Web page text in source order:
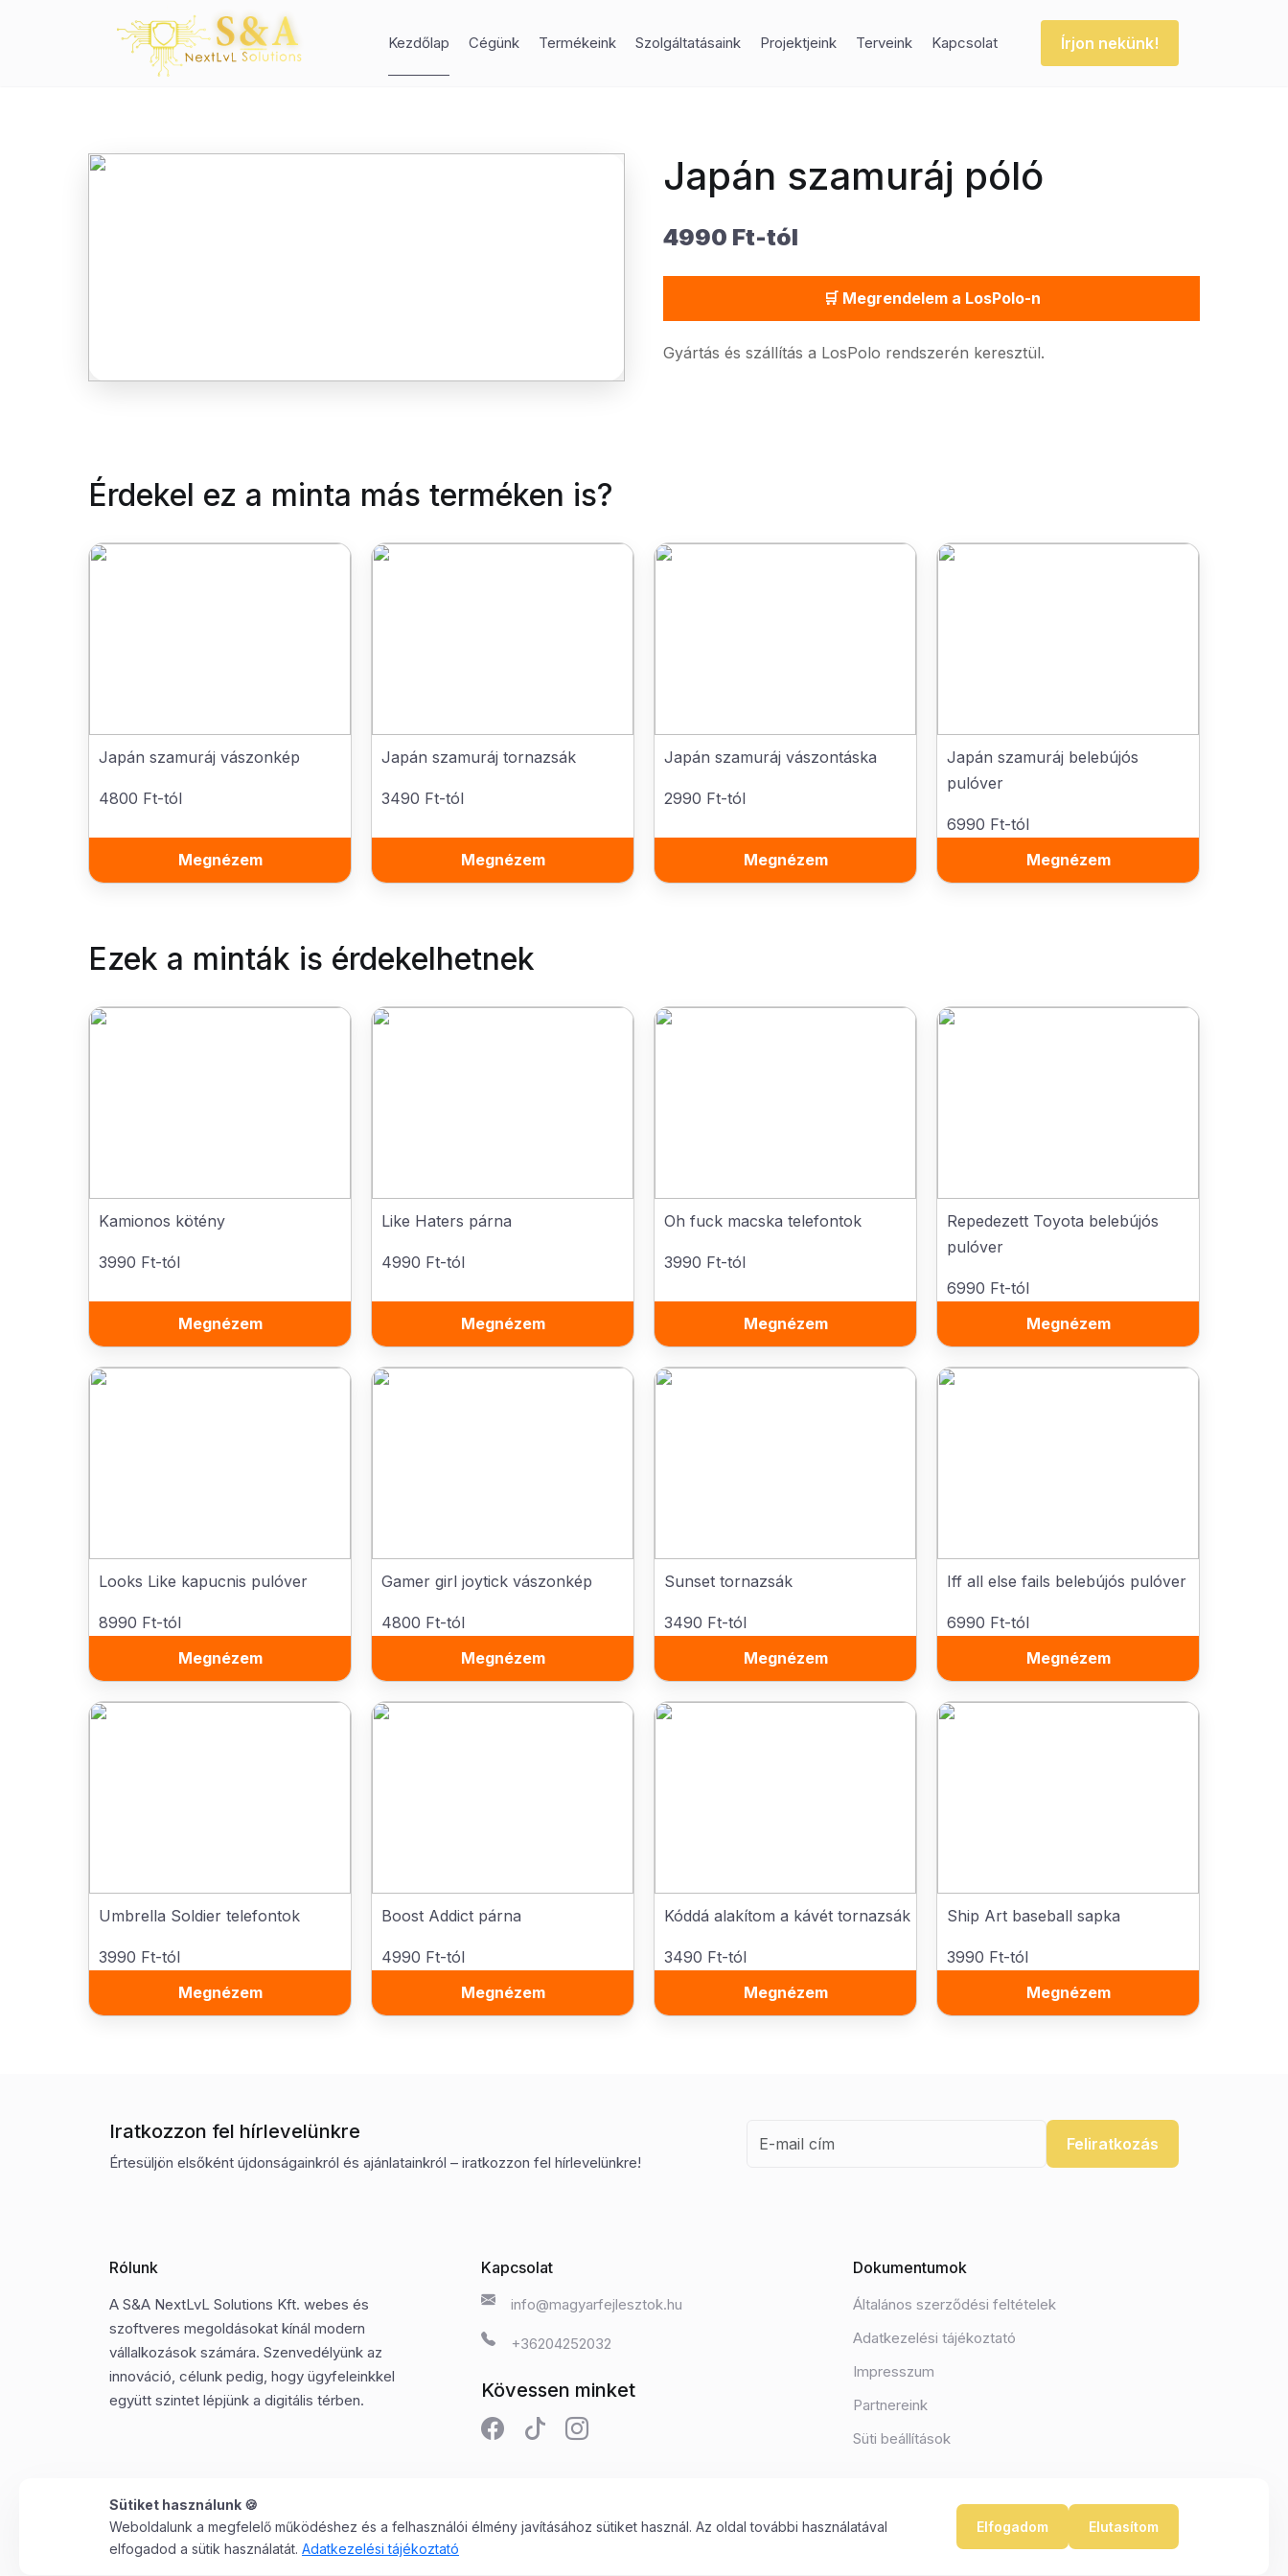
Kezdőlap Cégünk Termékeink Szolgáltatásaink Projektjeink Terveink Kapcsolat Írjon nekünk!
Japán szamuráj póló
4990 Ft-tól
🛒 Megrendelem a LosPolo-n
Gyártás és szállítás a LosPolo rendszerén keresztül.
Érdekel ez a minta más terméken is?
Japán szamuráj vászonkép
4800 Ft-tól
Megnézem
Japán szamuráj tornazsák
3490 Ft-tól
Megnézem
Japán szamuráj vászontáska
2990 Ft-tól
Megnézem
Japán szamuráj belebújós
pulóver
6990 Ft-tól
Megnézem
Ezek a minták is érdekelhetnek
Kamionos kötény
3990 Ft-tól
Megnézem
Like Haters párna
4990 Ft-tól
Megnézem
Oh fuck macska telefontok
3990 Ft-tól
Megnézem
Repedezett Toyota belebújós
pulóver
6990 Ft-tól
Megnézem
Looks Like kapucnis pulóver
8990 Ft-tól
Megnézem
Gamer girl joytick vászonkép
4800 Ft-tól
Megnézem
Sunset tornazsák
3490 Ft-tól
Megnézem
Iff all else fails belebújós pulóver
6990 Ft-tól
Megnézem
Umbrella Soldier telefontok
3990 Ft-tól
Megnézem
Boost Addict párna
4990 Ft-tól
Megnézem
Kóddá alakítom a kávét tornazsák
3490 Ft-tól
Megnézem
Ship Art baseball sapka
3990 Ft-tól
Megnézem
Iratkozzon fel hírlevelünkre
Értesüljön elsőként újdonságainkról és ajánlatainkról – iratkozzon fel hírlevelünkre!
Feliratkozás
Rólunk
A S&A NextLvL Solutions Kft. webes és
szoftveres megoldásokat kínál modern
vállalkozások számára. Szenvedélyünk az
innováció, célunk pedig, hogy ügyfeleinkkel
együtt szintet lépjünk a digitális térben.
Kapcsolat
info@magyarfejlesztok.hu
+36204252032
Kövessen minket
Dokumentumok
Általános szerződési feltételek
Adatkezelési tájékoztató
Impresszum
Partnereink
Süti beállítások
©2025 Minden jog fenntartva. S&A NextLvL Solutions Kft.
Sütiket használunk 🍪
Weboldalunk a megfelelő működéshez és a felhasználói élmény javításához sütiket használ. Az oldal további használatával
elfogadod a sütik használatát. Adatkezelési tájékoztató
Elfogadom Elutasítom